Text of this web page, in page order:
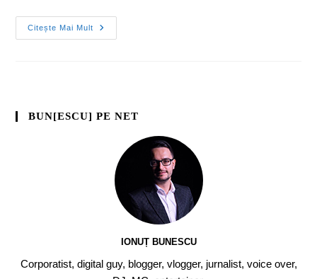
Citește Mai Mult
BUN[ESCU] PE NET
IONUȚ BUNESCU
Corporatist, digital guy, blogger, vlogger, jurnalist, voice over,